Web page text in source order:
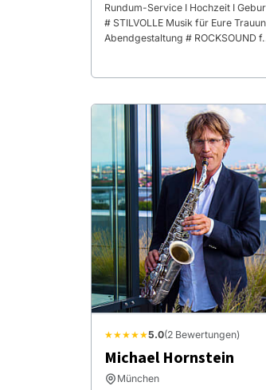
Rundum-Service I Hochzeit I
# STILVOLLE Musik für Eure
Abendgestaltung # ROCKSOUND
★★★★★5.0(2 Bewertungen)
Michael Hornstein
München